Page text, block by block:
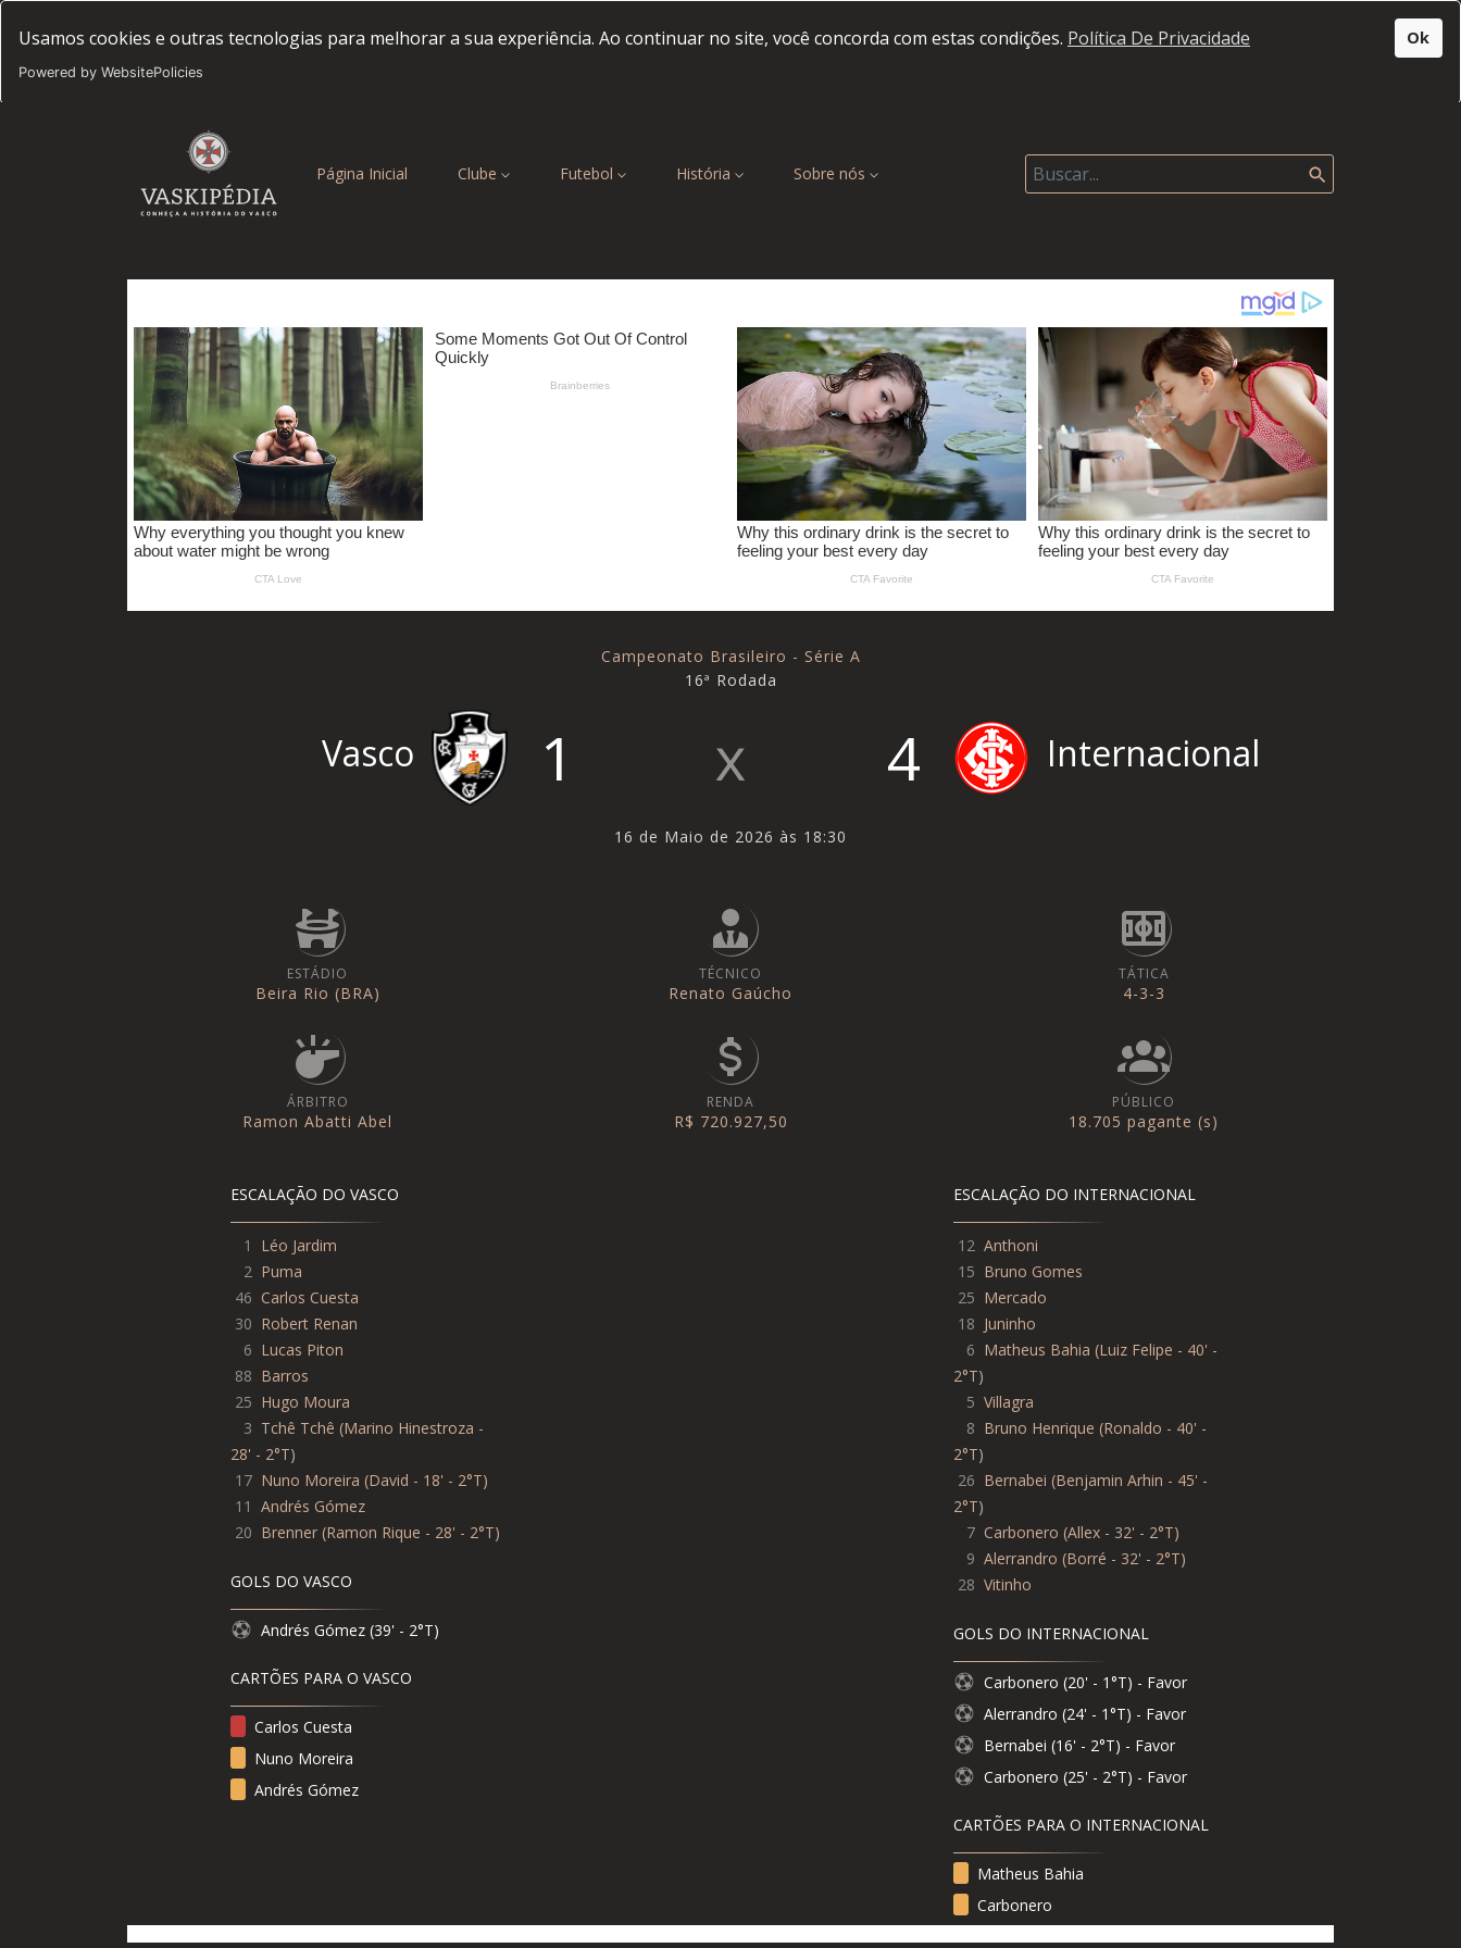
Usamos cookies e outras tecnologias para melhorar a sua experiência. Ao continuar no site, você concorda com estas condições. Política De Privacidade Ok
Powered by WebsitePolicies
Página Inicial (current)Clube Futebol História Sobre nós
Campeonato Brasileiro - Série A
16ª Rodada
Vasco 1 4 Internacional
16 de Maio de 2026 às 18:30
ESTÁDIO
Beira Rio (BRA)
TÉCNICO
Renato Gaúcho
TÁTICA
4-3-3
ÁRBITRO
Ramon Abatti Abel
RENDA
R$ 720.927,50
PÚBLICO
18.705 pagante (s)
ESCALAÇÃO DO VASCO
1
Léo Jardim
2 Puma
46 Carlos Cuesta
30 Robert Renan
6 Lucas Piton
88 Barros
25 Hugo Moura
3 Tchê Tchê (Marino Hinestroza -
28' - 2°T)
17 Nuno Moreira (David - 18' - 2°T)
11 Andrés Gómez
20 Brenner (Ramon Rique - 28' - 2°T)
GOLS DO VASCO
Andrés Gómez (39' - 2°T)
CARTÕES PARA O VASCO
Carlos Cuesta
Nuno Moreira
Andrés Gómez
ESCALAÇÃO DO INTERNACIONAL
12 Anthoni
15 Bruno Gomes
25 Mercado
18 Juninho
6 Matheus Bahia (Luiz Felipe - 40' -
2°T)
5 Villagra
8 Bruno Henrique (Ronaldo - 40' -
2°T)
26 Bernabei (Benjamin Arhin - 45' -
2°T)
7 Carbonero (Allex - 32' - 2°T)
9 Alerrandro (Borré - 32' - 2°T)
28 Vitinho
GOLS DO INTERNACIONAL
Carbonero (20' - 1°T) - Favor
Alerrandro (24' - 1°T) - Favor
Bernabei (16' - 2°T) - Favor
Carbonero (25' - 2°T) - Favor
CARTÕES PARA O INTERNACIONAL
Matheus Bahia
Carbonero